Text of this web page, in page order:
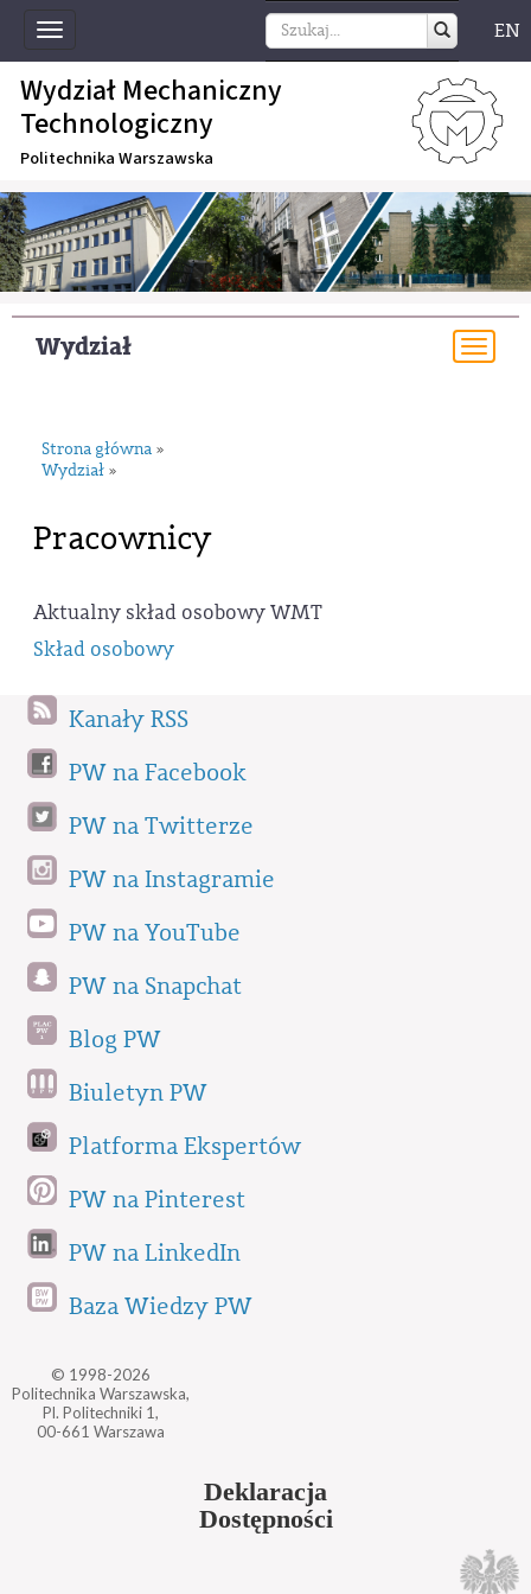
Toggle
navigation
EN
Wydział Mechaniczny
Technologiczny
Politechnika Warszawska
Wydział
Strona główna »
Wydział »
Pracownicy
Aktualny skład osobowy WMT
Skład osobowy
Kanały RSS
PW na Facebook
PW na Twitterze
PW na Instagramie
PW na YouTube
PW na Snapchat
Blog PW
Biuletyn PW
Platforma Ekspertów
PW na Pinterest
PW na LinkedIn
Baza Wiedzy PW
© 1998-2026
Politechnika Warszawska,
Pl. Politechniki 1,
00-661 Warszawa
Deklaracja
Dostępności